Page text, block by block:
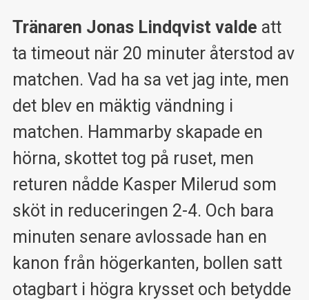
Tränaren Jonas Lindqvist valde att
ta timeout när 20 minuter återstod av
matchen. Vad ha sa vet jag inte, men
det blev en mäktig vändning i
matchen. Hammarby skapade en
hörna, skottet tog på ruset, men
returen nådde Kasper Milerud som
sköt in reduceringen 2-4. Och bara
minuten senare avlossade han en
kanon från högerkanten, bollen satt
otagbart i högra krysset och betydde